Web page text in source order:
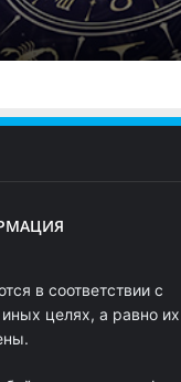
в соответствии с
целях, а равно их